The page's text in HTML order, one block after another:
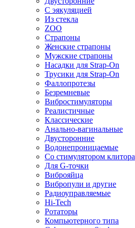
С эякуляцией
Из стекла
ZOO
Страпоны
Женские страпоны
Мужские страпоны
Насадки для Strap-On
Трусики для Strap-On
Фаллопротезы
Безремневые
Вибростимуляторы
Реалистичные
Классические
Анально-вагинальные
Двусторонние
Водонепроницаемые
Со стимулятором клитора
Для G-точки
Виброяйца
Вибропули и другие
Радиоуправляемые
Hi-Tech
Ротаторы
Компьютерного типа